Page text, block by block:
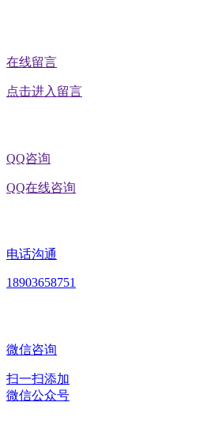
在线留言
点击进入留言
QQ咨询
QQ在线咨询
电话沟通
18903658751
微信咨询
扫一扫添加
微信公众号